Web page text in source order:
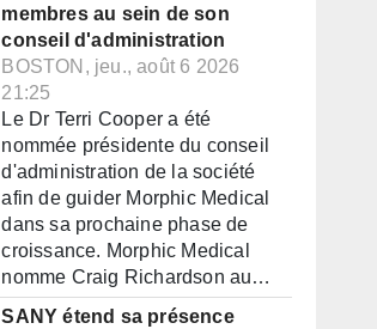
membres au sein de son
conseil d'administration
BOSTON, jeu., août 6 2026
21:25
Le Dr Terri Cooper a été
nommée présidente du conseil
d'administration de la société
afin de guider Morphic Medical
dans sa prochaine phase de
croissance. Morphic Medical
nomme Craig Richardson au…
SANY étend sa présence